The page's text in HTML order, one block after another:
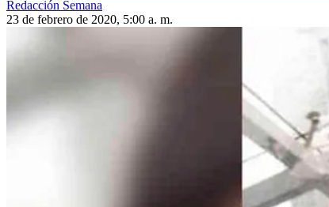
Redacción Semana
23 de febrero de 2020, 5:00 a. m.